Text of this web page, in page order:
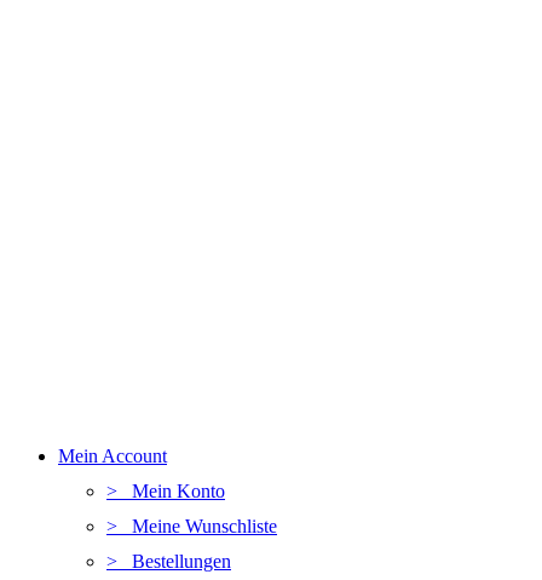
Mein Account
> Mein Konto
> Meine Wunschliste
> Bestellungen